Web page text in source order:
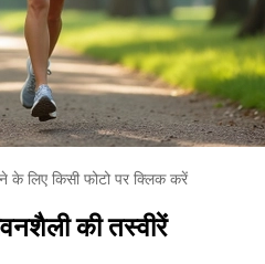
लिए किसी फोटो पर क्लिक करें
की तस्वीरें